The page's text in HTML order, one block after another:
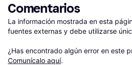
Comentarios
La información mostrada en esta
fuentes externas y debe utilizarse
¿Has encontrado algún error en este
Comunícalo aquí.